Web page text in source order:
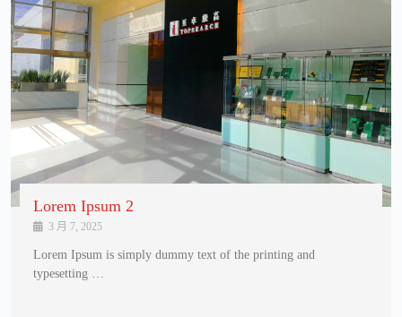
Lorem Ipsum 2
3 月 7, 2025
Lorem Ipsum is simply dummy text of the printing and
typesetting …